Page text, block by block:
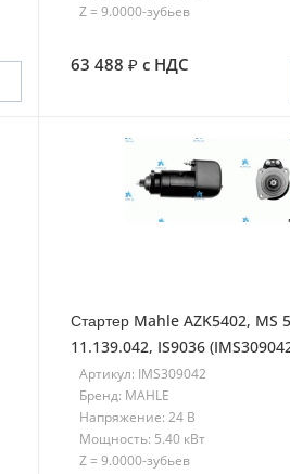
Z = 9.0000-зубьев
63 488 с НДС
Стартер Mahle AZK5402, MS
11.139.042, IS9036
Артикул: IMS309042
Бренд: MAHLE
Напряжение: 24 В
Мощность: 5.40 кВт
Z = 9.0000-зубьев